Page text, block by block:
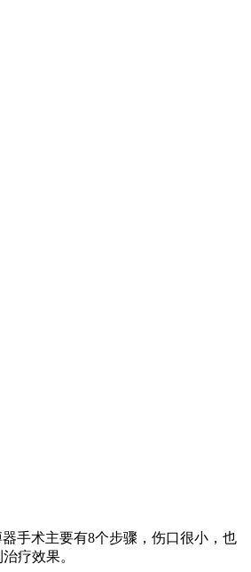
手术主要有8个步骤，伤口很小，也
疗效果。